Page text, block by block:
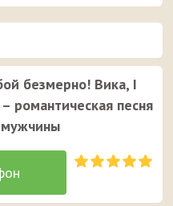
безмерно! Вика, I
романтическая песня